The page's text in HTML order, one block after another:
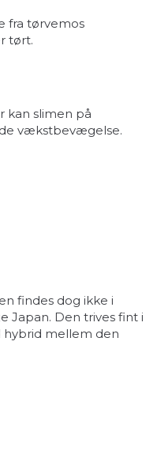
fra tørvemos
tørt.
kan slimen på
vækstbevægelse.
findes dog ikke i
Japan. Den trives fint i
hybrid mellem den